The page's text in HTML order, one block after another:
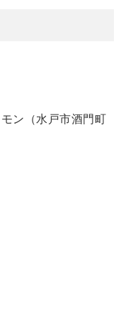
ン（水戸市酒門町